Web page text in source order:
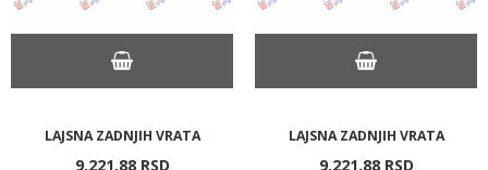
LAJSNA ZADNJIH VRATA
9.221,88 RSD
LAJSNA ZADNJIH VRATA
9.221,88 RSD